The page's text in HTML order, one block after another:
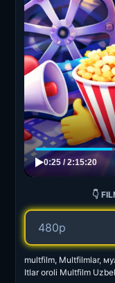
👇
multfilm, Multfilmlar,
Itlar oroli Multfilm